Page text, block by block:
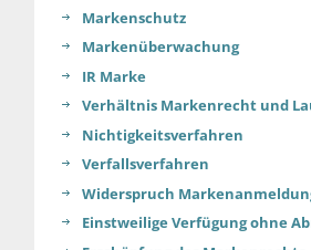
Markenschutz
Markenüberwachung
IR Marke
Verhältnis Markenrecht und
Nichtigkeitsverfahren
Verfallsverfahren
Widerspruch
Einstweilige Verfügung ohne